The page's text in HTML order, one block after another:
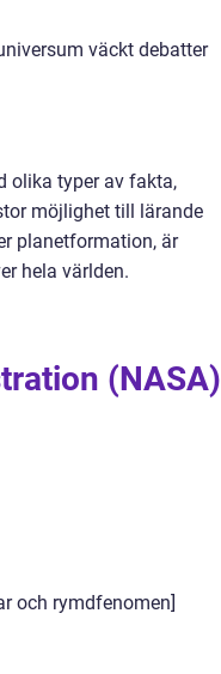
väckt debatter
olika typer av fakta,
möjlighet till lärande
planetformation, är
hela världen.
(NASA)
och rymdfenomen]